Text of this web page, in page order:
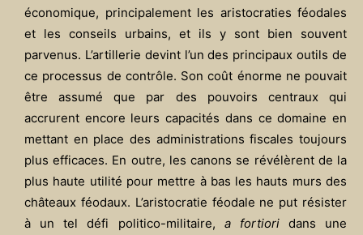
économique, principalement les aristocraties féodales
et les conseils urbains, et ils y sont bien souvent
parvenus. L’artillerie devint l’un des principaux outils de
ce processus de contrôle. Son coût énorme ne pouvait
être assumé que par des pouvoirs centraux qui
accrurent encore leurs capacités dans ce domaine en
mettant en place des administrations fiscales toujours
plus efficaces. En outre, les canons se révélèrent de la
plus haute utilité pour mettre à bas les hauts murs des
châteaux féodaux. L’aristocratie féodale ne put résister
à un tel défi politico-militaire, a fortioridans une